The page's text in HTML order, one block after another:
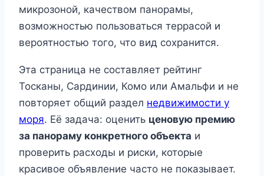
микрозоной, качеством панорамы,
возможностью пользоваться террасой и
вероятностью того, что вид сохранится.
Эта страница не составляет рейтинг
Тосканы, Сардинии, Комо или Амальфи и не
повторяет общий раздел недвижимости у
моря. Её задача: оценить ценовую премию
за панораму конкретного объекта и
проверить расходы и риски, которые
красивое объявление часто не показывает.